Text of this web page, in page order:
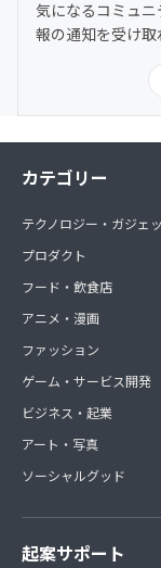
わからないこと
を共有できます
気になるコミュ
報の通知を受け取
カテゴリー
テクノロジー・ガジェ
プロダクト
フード・飲食店
アニメ・漫画
ファッション
ゲーム・サービス開発
ビジネス・起業
アート・写真
ソーシャルグッド
起案サポート